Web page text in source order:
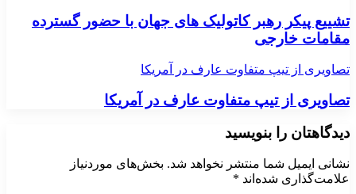
تشییع پیکر رهبر کاتولیک های جهان با حضور گسترده
مقامات خارجی
تصاویری از تیپ متفاوت عارف در آمریکا
تصاویری از تیپ متفاوت عارف در آمریکا
دیدگاهتان را بنویسید
نشانی ایمیل شما منتشر نخواهد شد. بخش‌های موردنیاز
علامت‌گذاری شده‌اند *